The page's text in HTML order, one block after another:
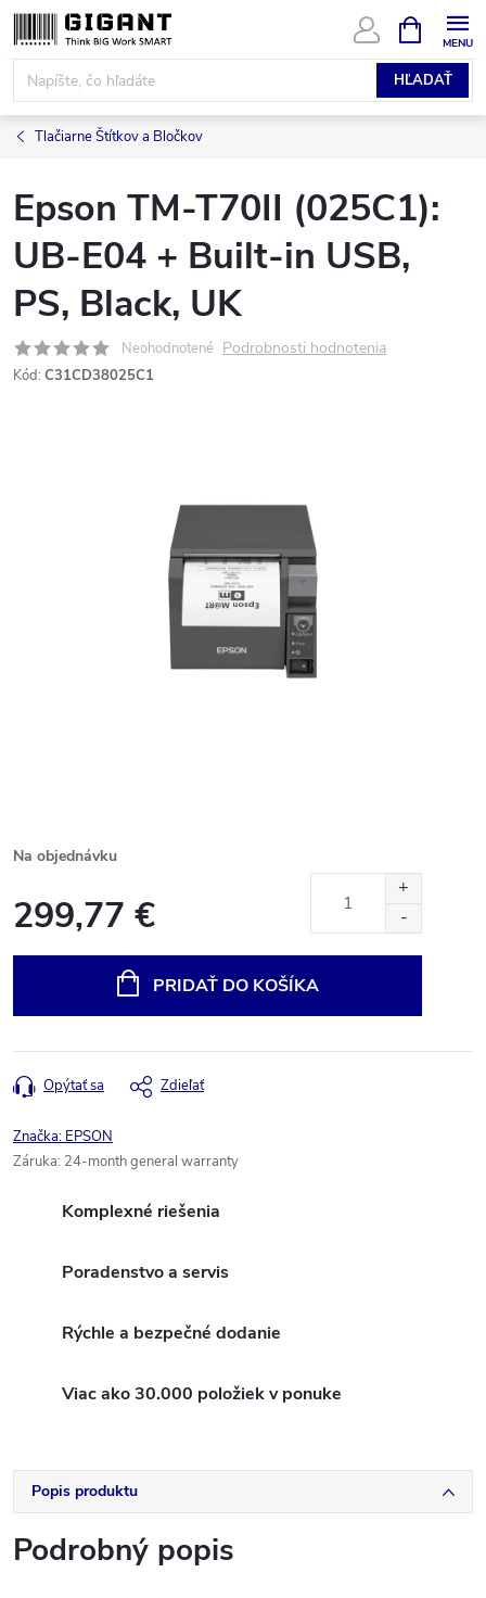
Prejsť
na
obsah
HĽADAŤ
KOŠÍK
Tlačiarne Štítkov a Bločkov
Epson TM-T70II (025C1):
UB-E04 + Built-in USB,
PS, Black, UK
Neohodnotené Podrobnosti hodnotenia
Kód: C31CD38025C1
Na objednávku
299,77 €
PRIDAŤ DO KOŠÍKA
Opýtať sa Zdieľať
Značka: EPSON
Záruka: 24-month general warranty
Komplexné riešenia
Poradenstvo a servis
Rýchle a bezpečné dodanie
Viac ako 30.000 položiek v ponuke
Popis produktu
Podrobný popis